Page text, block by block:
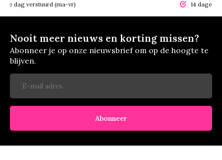
dag verstuurd (ma-vr) 14 dagen
Nooit meer nieuws en korting missen?
Abonneer je op onze nieuwsbrief om op de hoogte te
blijven.
Abonneer